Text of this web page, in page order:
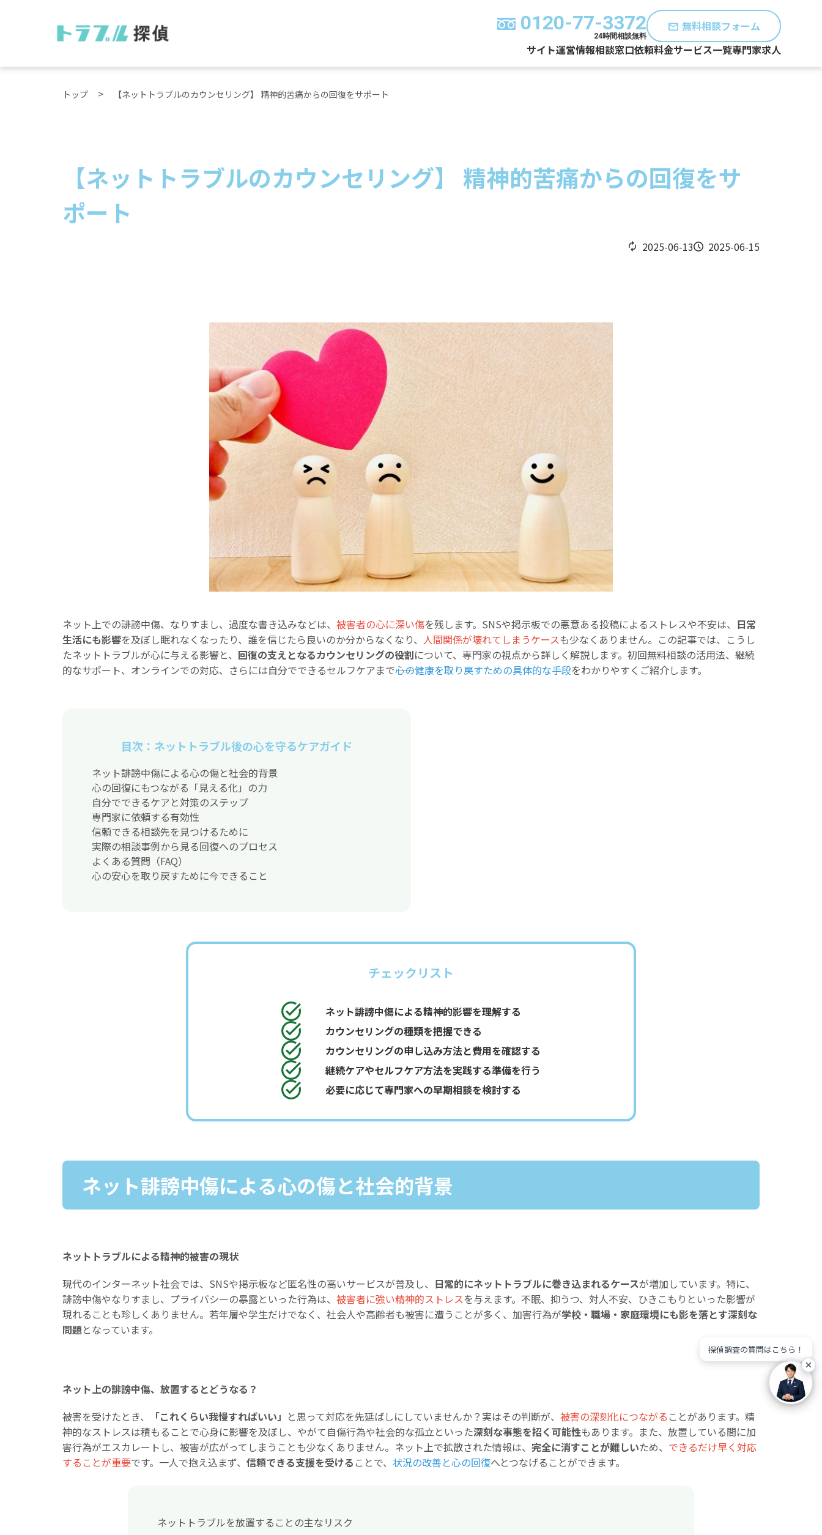
0120-77-3372
24時間相談無料
mail 無料相談フォーム
サイト運営情報相談窓口依頼料金サービス一覧専門家求人
トップ 【ネットトラブルのカウンセリング】 精神的苦痛からの回復をサポート
【ネットトラブルのカウンセリング】 精神的苦痛からの回復をサ
ポート
2025-06-13 2025-06-15
ネット上での誹謗中傷、なりすまし、過度な書き込みなどは、 被害者の心に深い傷を残します。SNSや掲示板での悪意ある投稿によるストレスや不安は、 日常
生活にも影響を及ぼし眠れなくなったり、誰を信じたら良いのか分からなくなり、 人間関係が壊れてしまうケースも少なくありません。この記事では、こうし
たネットトラブルが心に与える影響と、 回復の支えとなるカウンセリングの役割について、専門家の視点から詳しく解説します。初回無料相談の活用法、継続
的なサポート、オンラインでの対応、さらには自分でできるセルフケアまで――心の健康を取り戻すための具体的な手段をわかりやすくご紹介します。
目次：ネットトラブル後の心を守るケアガイド
ネット誹謗中傷による心の傷と社会的背景
心の回復にもつながる「見える化」の力
自分でできるケアと対策のステップ
専門家に依頼する有効性
信頼できる相談先を見つけるために
実際の相談事例から見る回復へのプロセス
よくある質問（FAQ）
心の安心を取り戻すために今できること
チェックリスト
ネット誹謗中傷による精神的影響を理解する
カウンセリングの種類を把握できる
カウンセリングの申し込み方法と費用を確認する
継続ケアやセルフケア方法を実践する準備を行う
必要に応じて専門家への早期相談を検討する
ネット誹謗中傷による心の傷と社会的背景
ネットトラブルによる精神的被害の現状
現代のインターネット社会では、SNSや掲示板など匿名性の高いサービスが普及し、 日常的にネットトラブルに巻き込まれるケースが増加しています。特に、
誹謗中傷やなりすまし、プライバシーの暴露といった行為は、 被害者に強い精神的ストレスを与えます。不眠、抑うつ、対人不安、ひきこもりといった影響が
現れることも珍しくありません。若年層や学生だけでなく、社会人や高齢者も被害に遭うことが多く、加害行為が学校・職場・家庭環境にも影を落とす深刻な
問題となっています。
ネット上の誹謗中傷、放置するとどうなる？
被害を受けたとき、
「これくらい我慢すればいい」 と思って対応を先延ばしにしていませんか？実はその判断が、 被害の深刻化につながる ことがあります。精
神的なストレスは積もることで心身に影響を及ぼし、やがて自傷行為や社会的な孤立といった深刻な事態を招く可能性もあります。また、放置している間に加
害行為がエスカレートし、被害が広がってしまうことも少なくありません。ネット上で拡散された情報は、 完全に消すことが難しいため、 できるだけ早く対応
することが重要です。一人で抱え込まず、 信頼できる支援を受ける ことで、 状況の改善と心の回復へとつなげることができます。
ネットトラブルを放置することの主なリスク
探偵調査の質問はこちら！